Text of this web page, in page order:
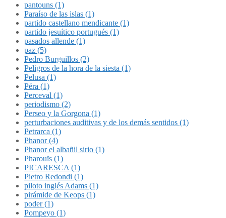
pantouns (1)
Paraíso de las islas (1)
partido castellano mendicante (1)
partido jesuítico portugués (1)
pasados allende (1)
paz (5)
Pedro Burguillos (2)
Peligros de la hora de la siesta (1)
Pelusa (1)
Péra (1)
Perceval (1)
periodismo (2)
Perseo y la Gorgona (1)
perturbaciones auditivas y de los demás sentidos (1)
Petrarca (1)
Phanor (4)
Phanor el albañil sirio (1)
Pharouïs (1)
PICARESCA (1)
Pietro Redondi (1)
piloto inglés Adams (1)
pirámide de Keops (1)
poder (1)
Pompeyo (1)